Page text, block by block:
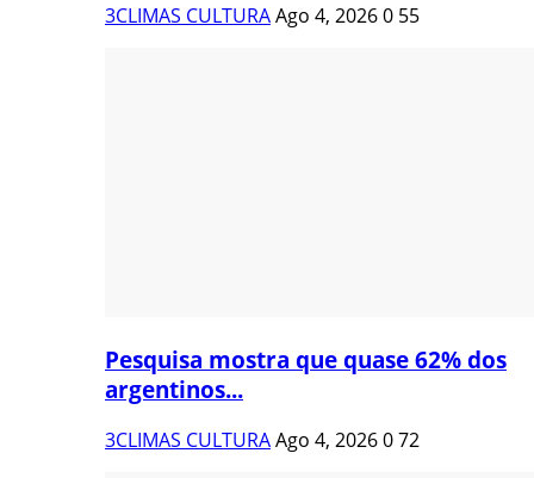
3CLIMAS CULTURAAgo 4, 20260 55
Pesquisa mostra que quase 62% dos
argentinos...
3CLIMAS CULTURAAgo 4, 2026072